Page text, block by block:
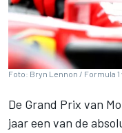
Foto: Bryn Lennon / Formula 1
De Grand Prix van
jaar een van de